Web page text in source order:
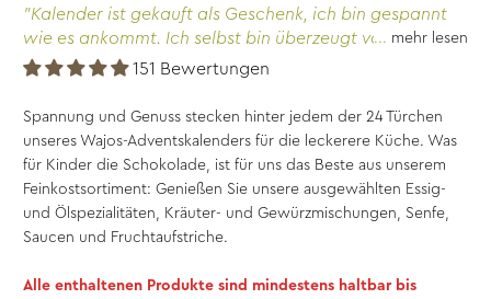
"Kalender ist gekauft als Geschenk, ich bin gespannt
wie es ankommt. Ich selbst bin überzeugt von den
Produkten."
mehr lesen
151 Bewertungen
Spannung und Genuss stecken hinter jedem der 24 Türchen
unseres Wajos-Adventskalenders für die leckerere Küche. Was
für Kinder die Schokolade, ist für uns das Beste aus unserem
Feinkostsortiment: Genießen Sie unsere ausgewählten Essig-
und Ölspezialitäten, Kräuter- und Gewürzmischungen, Senfe,
Saucen und Fruchtaufstriche.
Alle enthaltenen Produkte sind mindestens haltbar bis